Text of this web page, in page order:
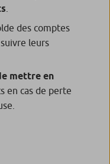
des comptes
leurs
mettre en
en cas de perte